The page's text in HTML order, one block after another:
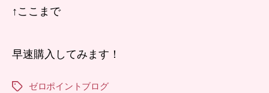
↑ここまで
早速購入してみます！
タ
ゼロポイントブログ